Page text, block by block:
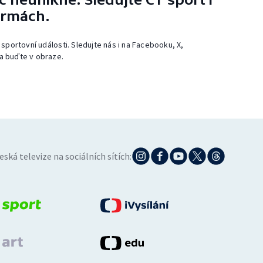
události. Sledujte nás i na Facebooku, X,
buďte v obraze.
televize na sociálních sítích: